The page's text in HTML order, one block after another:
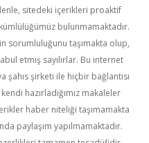
sitedeki içerikleri proaktif
bulunmamaktadır.
sorumluluğunu taşımakta olup,
etmiş sayılırlar. Bu internet
şirketi ile hiçbir bağlantısı
hazırladığımız makaleler
haber niteliği taşımamakta
paylaşım yapılmamaktadır.